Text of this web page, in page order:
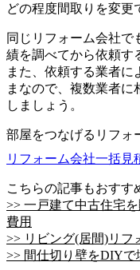
どの程度間取りを変更
同じリフォーム会社で
績を調べてから依頼す
また、依頼する業者
まなので、複数業者に
しましょう。
部屋をつなげるリフォ
リフォーム会社一括見
こちらの記事もおすす
>> 一戸建て中古住宅
費用
>> リビング(居間)リフ
>> 間仕切り壁をDIYで